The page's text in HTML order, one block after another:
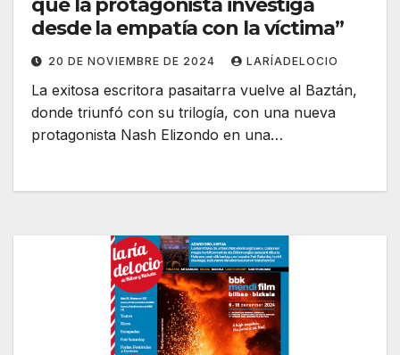
que la protagonista investiga
desde la empatía con la víctima”
20 DE NOVIEMBRE DE 2024 LARÍADELOCIO
La exitosa escritora pasaitarra vuelve al Baztán,
donde triunfó con su trilogía, con una nueva
protagonista Nash Elizondo en una…